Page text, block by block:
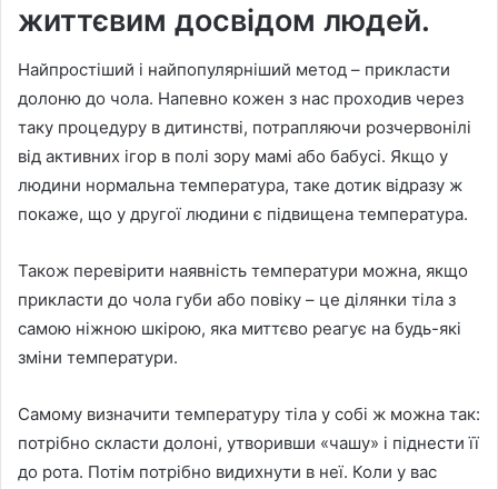
життєвим досвідом людей.
Найпростіший і найпопулярніший метод – прикласти
долоню до чола. Напевно кожен з нас проходив через
таку процедуру в дитинстві, потрапляючи розчервонілі
від активних ігор в полі зору мамі або бабусі. Якщо у
людини нормальна температура, таке дотик відразу ж
покаже, що у другої людини є підвищена температура.
Також перевірити наявність температури можна, якщо
прикласти до чола губи або повіку – це ділянки тіла з
самою ніжною шкірою, яка миттєво реагує на будь-які
зміни температури.
Самому визначити температуру тіла у собі ж можна так:
потрібно скласти долоні, утворивши «чашу» і піднести її
до рота. Потім потрібно видихнути в неї. Коли у вас